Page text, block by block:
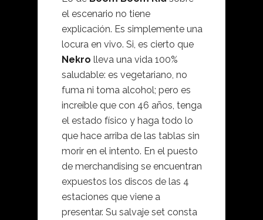
el escenario no tiene
explicación. Es simplemente una
locura en vivo. Si, es cierto que
Nekro lleva una vida 100%
saludable: es vegetariano, no
fuma ni toma alcohol; pero es
increíble que con 46 años, tenga
el estado físico y haga todo lo
que hace arriba de las tablas sin
morir en el intento. En el puesto
de merchandising se encuentran
expuestos los discos de las 4
estaciones que viene a
presentar. Su salvaje set consta